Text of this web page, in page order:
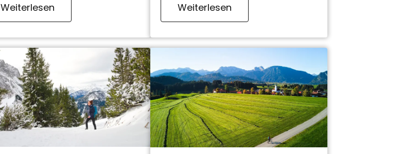
Weiterlesen Weiterlesen